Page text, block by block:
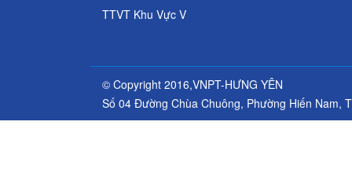
TTVT Khu Vực V
© Copyright 2016,VNPT-HƯNG YÊN
Số 04 Đường Chùa Chuông, Phường Hiến Nam,